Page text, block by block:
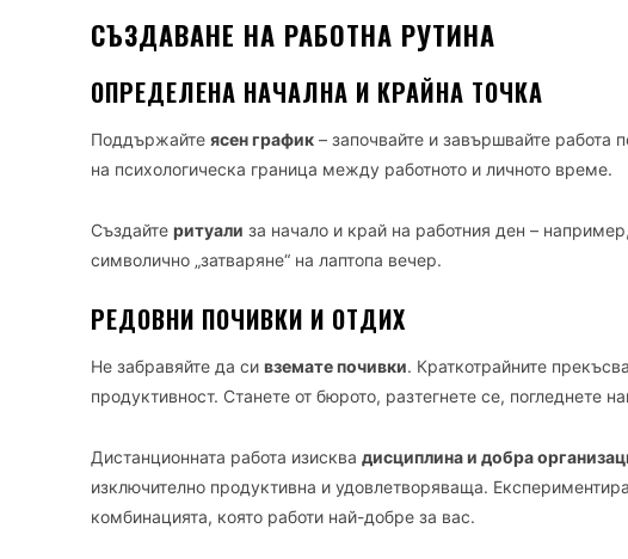
СЪЗДАВАНЕ НА РАБОТНА РУТИНА
ОПРЕДЕЛЕНА НАЧАЛНА И КРАЙНА ТОЧКА
Поддържайте ясен график – започвайте и завършвайте
на психологическа граница между работното и личното време.
Създайте ритуали за начало и край на работния ден –
символично „затваряне“ на лаптопа вечер.
РЕДОВНИ ПОЧИВКИ И ОТДИХ
Не забравяйте да си вземате почивки. Краткотрайните
продуктивност. Станете от бюрото, разтегнете се, погледнете
Дистанционната работа изисква дисциплина и добра
изключително продуктивна и удовлетворяваща.
комбинацията, която работи най-добре за вас.